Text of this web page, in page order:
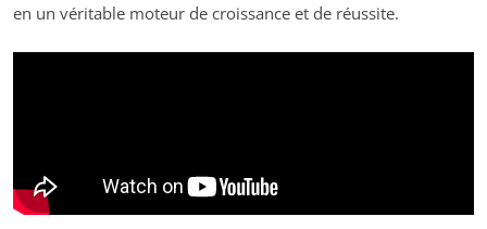
en un véritable moteur de croissance et de réussite.